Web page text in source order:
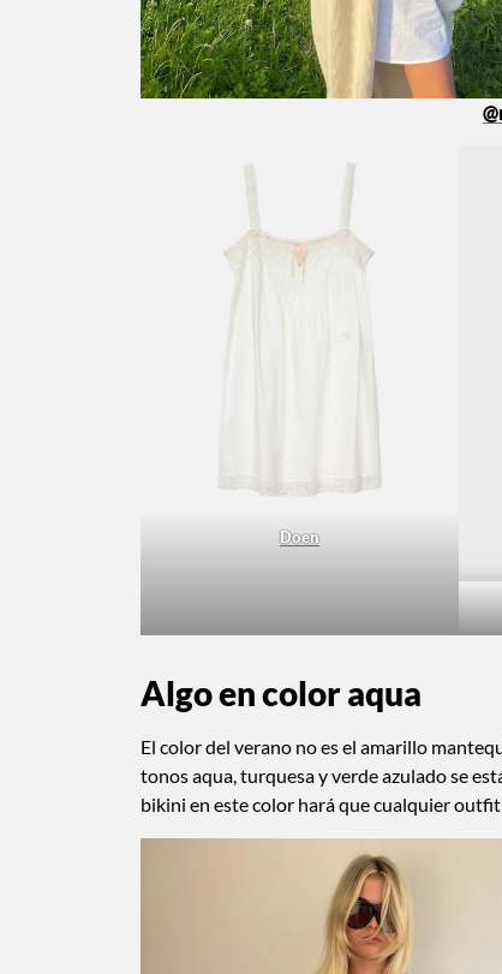
Doen
Algo en color aqua
El color del verano no es el amarillo
tonos aqua, turquesa y verde azulado se
bikini en este color hará que cualquier